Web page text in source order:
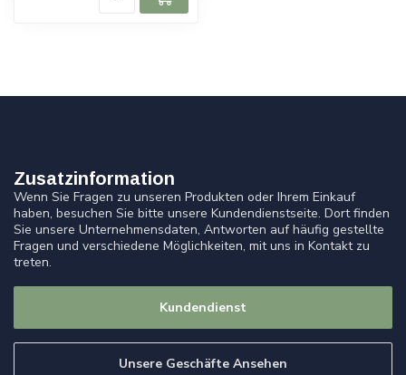
Zusatzinformation
Wenn Sie Fragen zu unseren Produkten oder Ihrem Einkauf
haben, besuchen Sie bitte unsere Kundendienstseite. Dort finden
Sie unsere Unternehmensdaten, Antworten auf häufig gestellte
Fragen und verschiedene Möglichkeiten, mit uns in Kontakt zu
treten.
Kundendienst
Unsere Geschäfte Ansehen